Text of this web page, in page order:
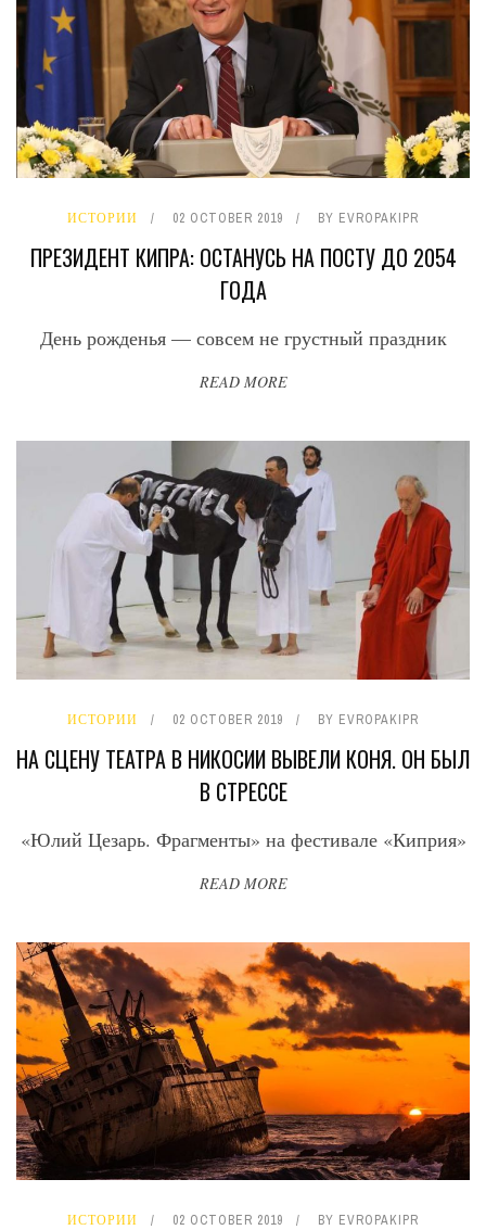
ИСТОРИИ 02 OCTOBER 2019 BY EVROPAKIPR
ПРЕЗИДЕНТ КИПРА: ОСТАНУСЬ НА ПОСТУ ДО 2054
ГОДА
День рожденья — совсем не грустный праздник
READ MORE
ИСТОРИИ 02 OCTOBER 2019 BY EVROPAKIPR
НА СЦЕНУ ТЕАТРА В НИКОСИИ ВЫВЕЛИ КОНЯ. ОН БЫЛ
В СТРЕССЕ
«Юлий Цезарь. Фрагменты» на фестивале «Киприя»
READ MORE
ИСТОРИИ 02 OCTOBER 2019 BY EVROPAKIPR